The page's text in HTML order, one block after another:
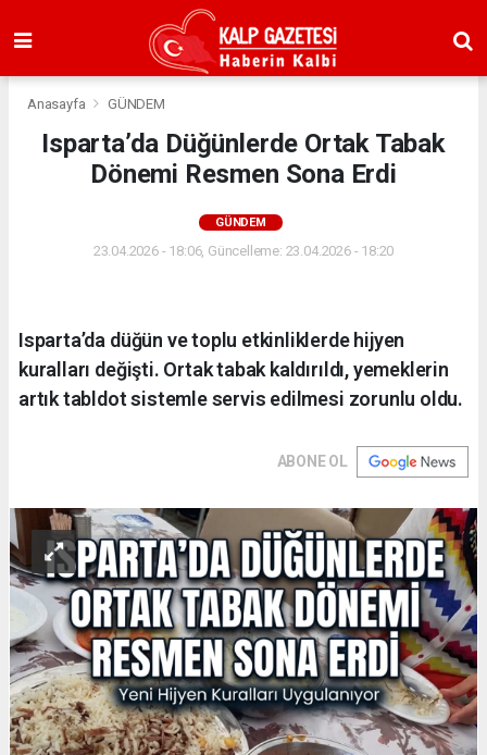
Anasayfa GÜNDEM
Isparta’da Düğünlerde Ortak Tabak
Dönemi Resmen Sona Erdi
GÜNDEM
23.04.2026 - 18:06, Güncelleme: 23.04.2026 - 18:20
Isparta’da düğün ve toplu etkinliklerde hijyen
kuralları değişti. Ortak tabak kaldırıldı, yemeklerin
artık tabldot sistemle servis edilmesi zorunlu oldu.
ABONE OL